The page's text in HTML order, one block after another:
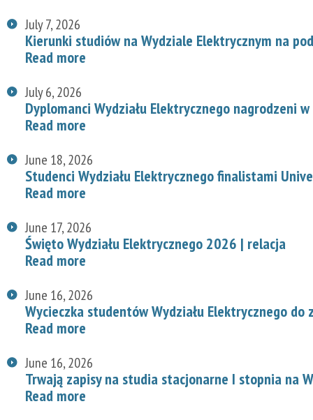
July 7, 2026
Kierunki studiów na Wydziale Elektrycznym na
Read more
July 6, 2026
Dyplomanci Wydziału Elektrycznego nagrodzeni
Read more
June 18, 2026
Studenci Wydziału Elektrycznego finalistami
Read more
June 17, 2026
Święto Wydziału Elektrycznego 2026 | relacja
Read more
June 16, 2026
Wycieczka studentów Wydziału Elektrycznego
Read more
June 16, 2026
Trwają zapisy na studia stacjonarne I stopnia na
Read more